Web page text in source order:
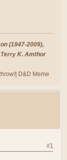
(1947-2009),
K. Amthor
| D&D Meme
#1